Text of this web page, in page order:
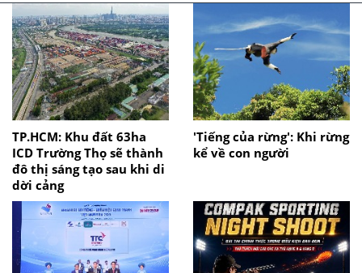
TP.HCM: Khu đất 63ha
ICD Trường Thọ sẽ thành
đô thị sáng tạo sau khi di
dời cảng
'Tiếng của rừng': Khi rừng
kể về con người